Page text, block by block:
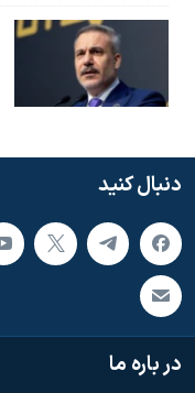
دنبال کنید
در باره ما